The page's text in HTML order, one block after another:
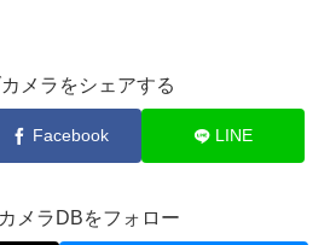
メラをシェアする
Facebook LINE
メラDBをフォロー